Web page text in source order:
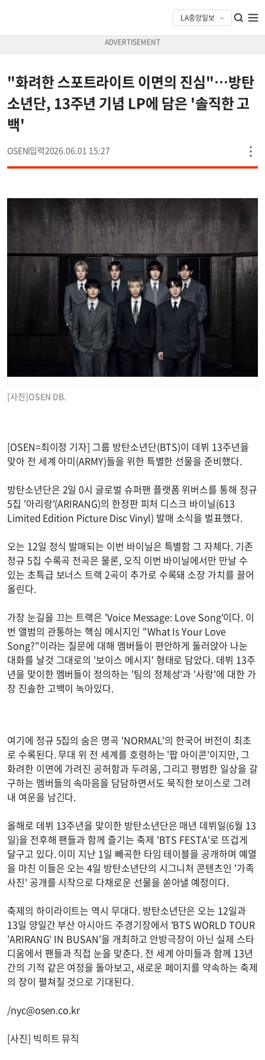
"화려한 스포트라이트 이면의 진심"…방탄
소년단, 13주년 기념 LP에 담은 '솔직한 고
백'
OSEN 2026.06.01 15:27
[사진]OSEN DB.
[OSEN=최이정 기자] 그룹 방탄소년단(BTS)이 데뷔 13주년을
맞아 전 세계 아미(ARMY)들을 위한 특별한 선물을 준비했다.
방탄소년단은 2일 0시 글로벌 슈퍼팬 플랫폼 위버스를 통해 정규
5집 '아리랑'(ARIRANG)의 한정판 피처 디스크 바이닐(613
Limited Edition Picture Disc Vinyl) 발매 소식을 벌표했다.
오는 12일 정식 발매되는 이번 바이닐은 특별함 그 자체다. 기존
정규 5집 수록곡 전곡은 물론, 오직 이번 바이닐에서만 만날 수
있는 초특급 보너스 트랙 2곡이 추가로 수록돼 소장 가치를 끌어
올린다.
가장 눈길을 끄는 트랙은 'Voice Message: Love Song'이다. 이
번 앨범의 관통하는 핵심 메시지인 "What Is Your Love
Song?"이라는 질문에 대해 멤버들이 편안하게 둘러앉아 나눈
대화를 날것 그대로의 '보이스 메시지' 형태로 담았다. 데뷔 13주
년을 맞이한 멤버들이 정의하는 '팀의 정체성'과 '사랑'에 대한 가
장 진솔한 고백이 녹아있다.
여기에 정규 5집의 숨은 명곡 'NORMAL'의 한국어 버전이 최초
로 수록된다. 무대 위 전 세계를 호령하는 '팝 아이콘'이지만, 그
화려한 이면에 가려진 공허함과 두려움, 그리고 평범한 일상을 갈
구하는 멤버들의 속마음을 담담하면서도 묵직한 보이스로 그려
내 여운을 남긴다.
올해로 데뷔 13주년을 맞이한 방탄소년단은 매년 데뷔일(6월 13
일)을 전후해 팬들과 함께 즐기는 축제 'BTS FESTA'로 뜨겁게
달구고 있다. 이미 지난 1일 빼곡한 타임 테이블을 공개하며 예열
을 마친 이들은 오는 4일 방탄소년단의 시그니처 콘텐츠인 '가족
사진' 공개를 시작으로 다채로운 선물을 쏟아낼 예정이다.
축제의 하이라이트는 역시 무대다. 방탄소년단은 오는 12일과
13일 양일간 부산 아시아드 주경기장에서 'BTS WORLD TOUR
'ARIRANG' IN BUSAN'을 개최하고 안방극장이 아닌 실제 스타
디움에서 팬들과 직접 눈을 맞춘다. 전 세계 아미들과 함께 13년
간의 기적 같은 여정을 돌아보고, 새로운 페이지를 약속하는 축제
의 장이 펼쳐질 것으로 기대된다.
/nyc@osen.co.kr
[사진] 빅히트 뮤직